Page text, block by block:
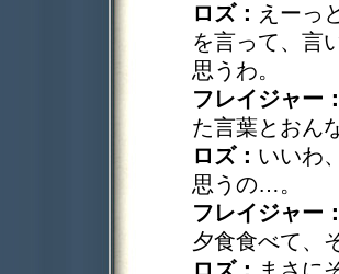
ロズ： えーっ
を言って、言
思うわ。
フレイジャー
た言葉とおん
ロズ： いいわ
思うの…。
フレイジャー
夕食食べて、